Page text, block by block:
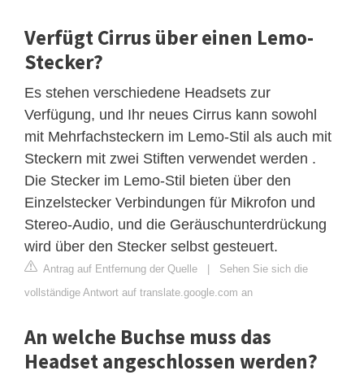
Verfügt Cirrus über einen Lemo-
Stecker?
Es stehen verschiedene Headsets zur
Verfügung, und Ihr neues Cirrus kann sowohl
mit Mehrfachsteckern im Lemo-Stil als auch mit
Steckern mit zwei Stiften verwendet werden .
Die Stecker im Lemo-Stil bieten über den
Einzelstecker Verbindungen für Mikrofon und
Stereo-Audio, und die Geräuschunterdrückung
wird über den Stecker selbst gesteuert.
Antrag auf Entfernung der Quelle | Sehen Sie sich die
vollständige Antwort auf translate.google.com an
An welche Buchse muss das
Headset angeschlossen werden?